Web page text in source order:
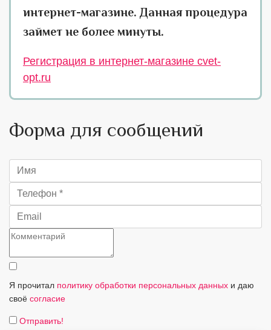
интернет-магазине. Данная процедура
займет не более минуты.
Регистрация в интернет-магазине cvet-
opt.ru
Форма для сообщений
Я прочитал политику обработки персональных данных и даю
своё согласие
Отправить!